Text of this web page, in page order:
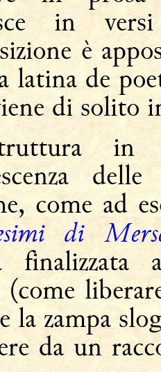
in
è
latina de
di solito
in
come ad
di
finalizzata
(come
la zampa
da un